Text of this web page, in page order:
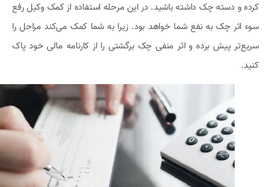
کرده و دسته چک داشته باشید. در این مرحله استفاده از کمک وکیل رفع
سوء اثر چک به نفع شما خواهد بود. زیرا به شما کمک می‌کند مراحل را
سریع‌تر پیش برده و اثر منفی چک برگشتی را از کارنامه مالی خود پاک
کنید.